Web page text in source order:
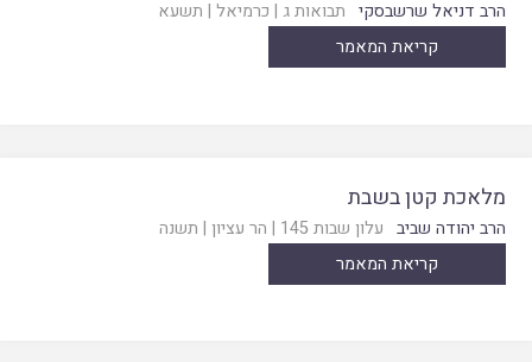
הרב דניאל שרשבסקי תבואות ג | כרמיאל | תשעא
קריאת המאמר
מלאכת קטן בשבת
הרב יהודה שביב עלון שבות 145 | הר עציון | תשנה
קריאת המאמר